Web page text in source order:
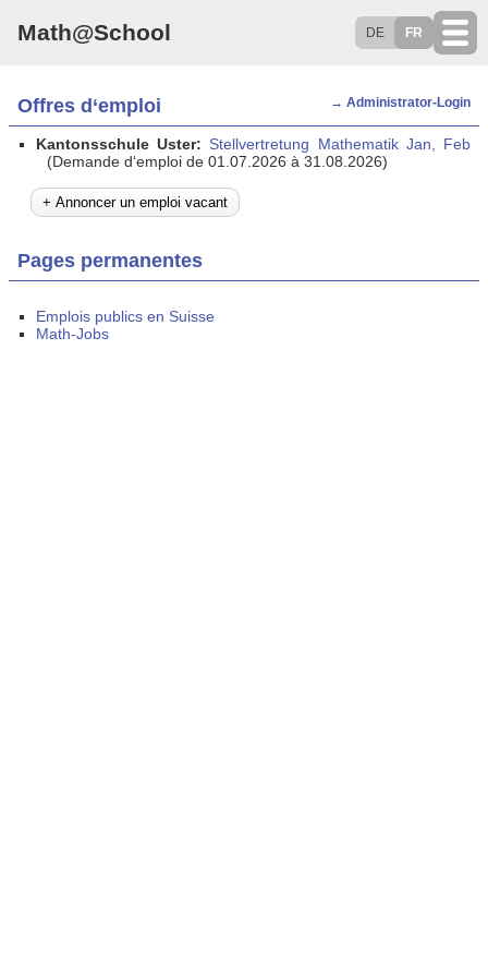
Offres d‘emploi → Administrator-Login
Kantonsschule Uster: Stellvertretung Mathematik Jan, Feb
(Demande d‘emploi de 01.07.2026 à 31.08.2026)
+ Annoncer un emploi vacant
Pages permanentes
Emplois publics en Suisse
Math-Jobs
Math@School DE FR